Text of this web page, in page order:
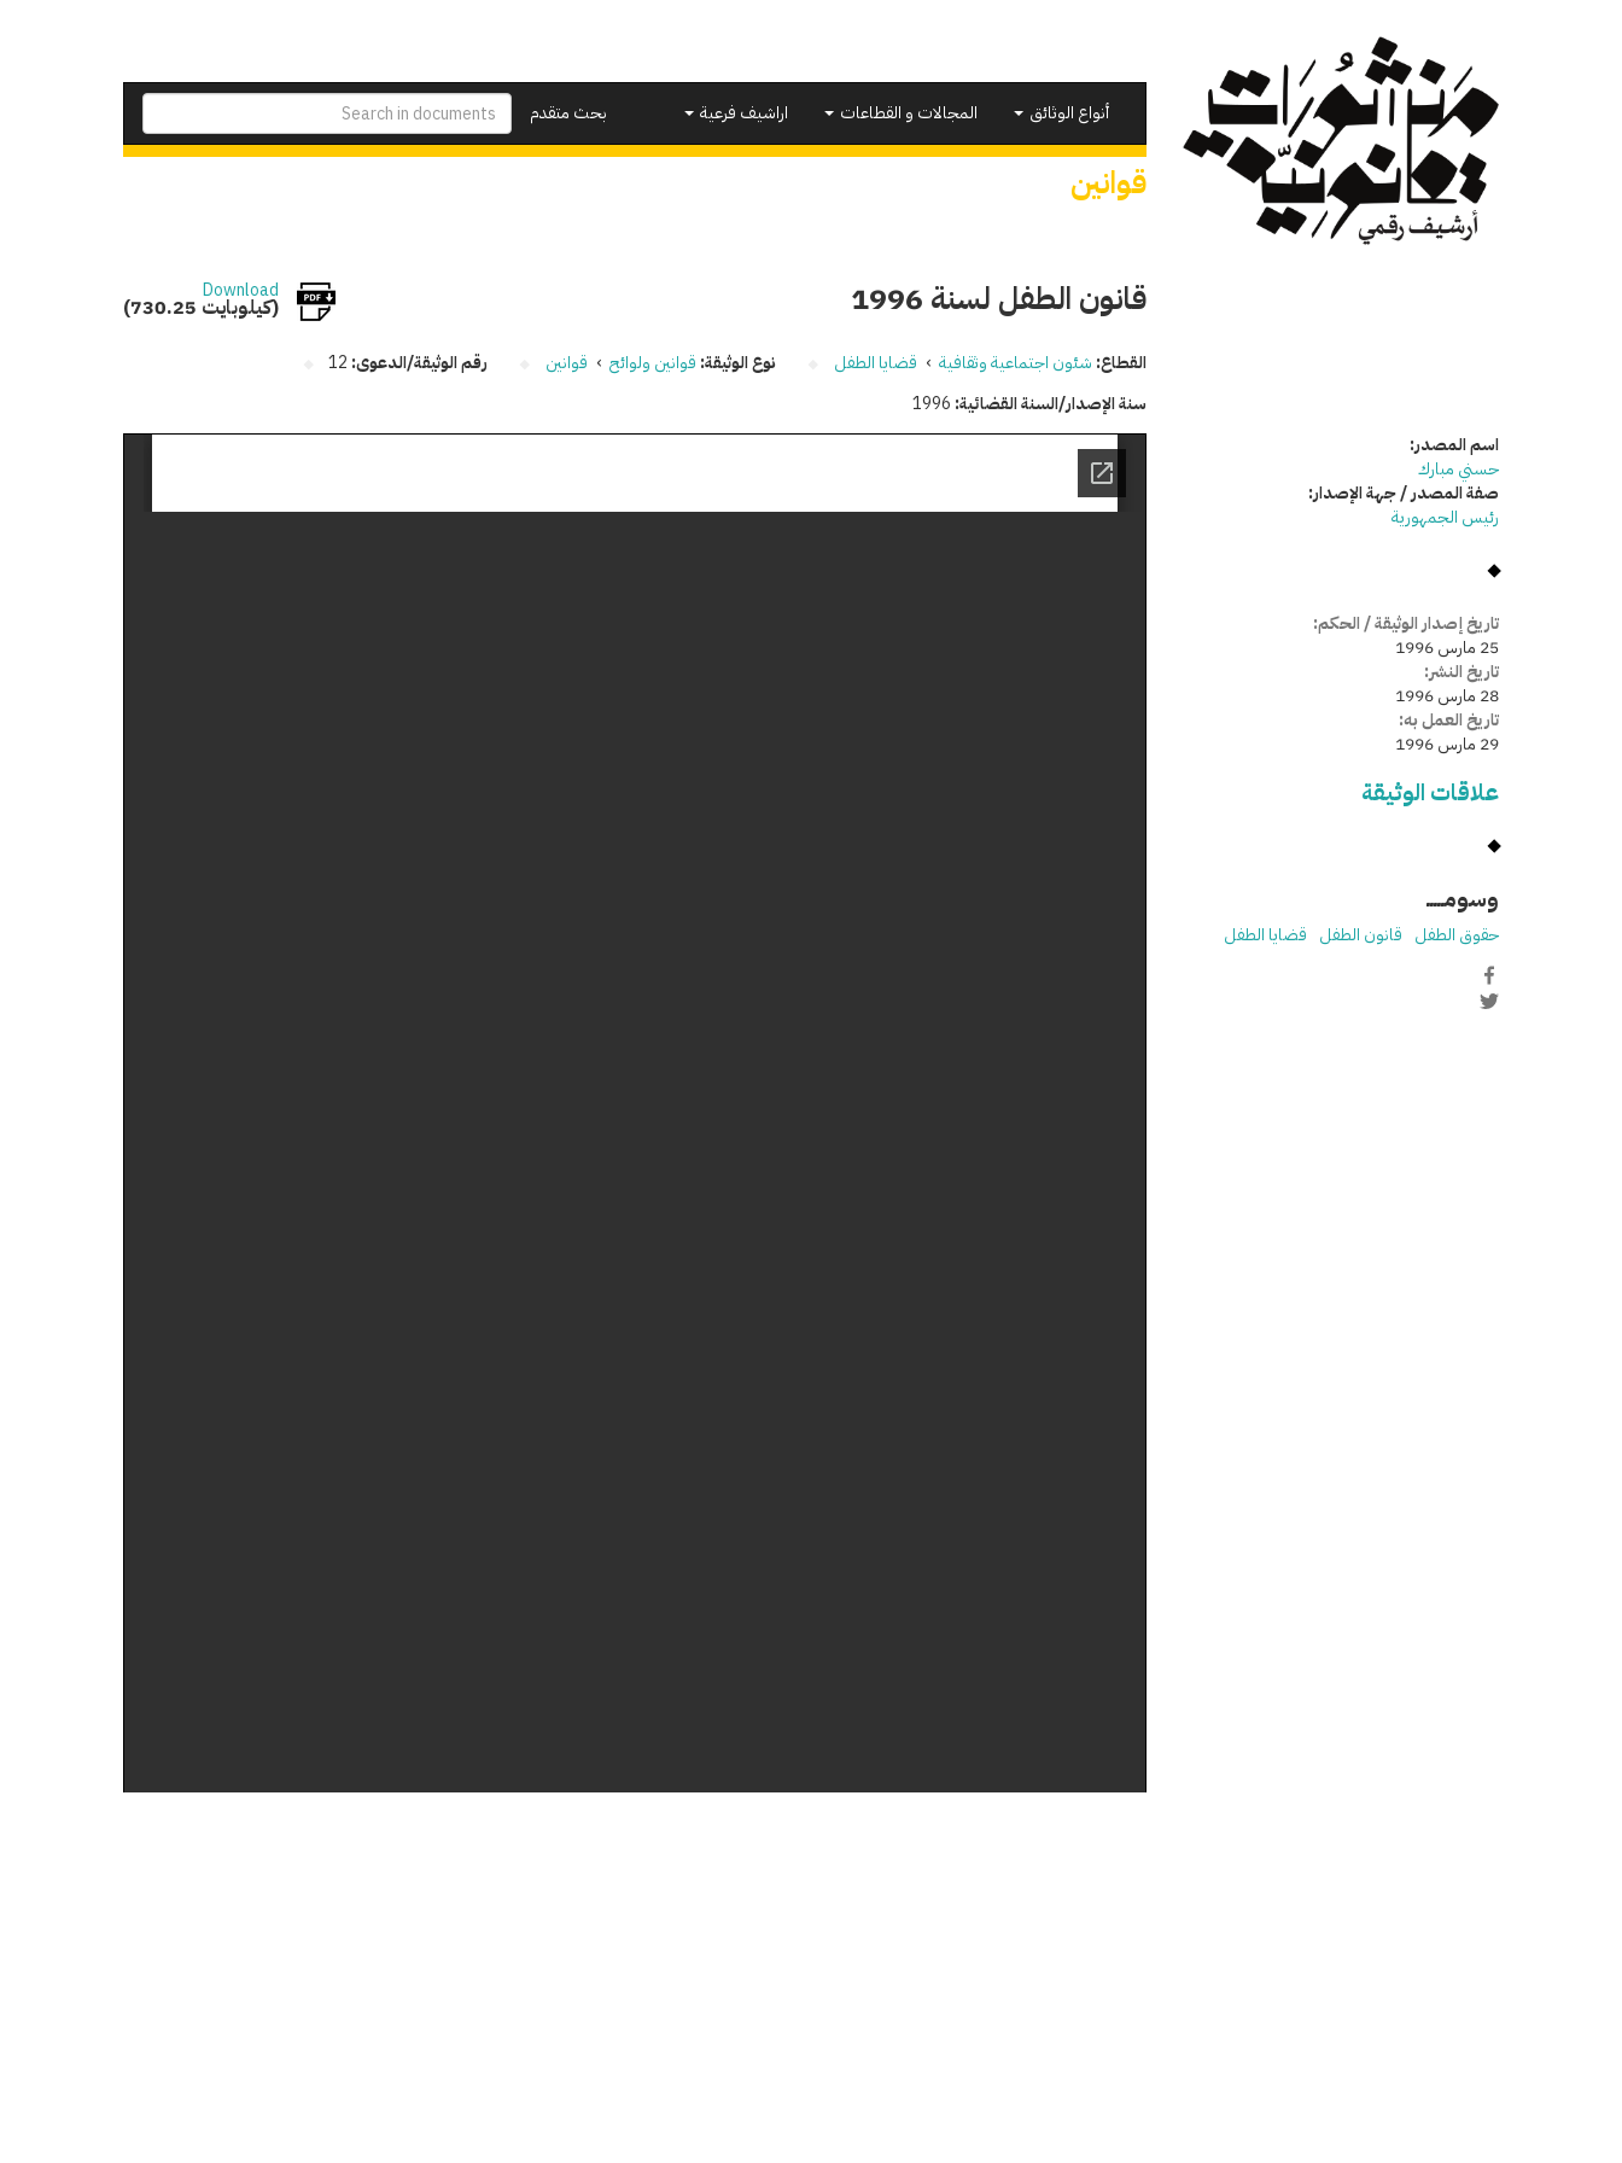
بحث متقدم
أنواع الوثائق المجالات و القطاعات اراشيف فرعية
قوانين
قانون الطفل لسنة 1996 Download
(730.25 كيلوبايت)
القطاع: شئون اجتماعية وثقافية › قضايا الطفل نوع الوثيقة: قوانين ولوائح › قوانين رقم الوثيقة/الدعوى: 12
سنة الإصدار/السنة القضائية: 1996
اسم المصدر:
حسني مبارك
صفة المصدر / جهة الإصدار:
رئيس الجمهورية
تاريخ إصدار الوثيقة / الحكم:
25 مارس 1996
تاريخ النشر:
28 مارس 1996
تاريخ العمل به:
29 مارس 1996
علاقات الوثيقة
وسومـــــ
حقوق الطفل قانون الطفل قضايا الطفل